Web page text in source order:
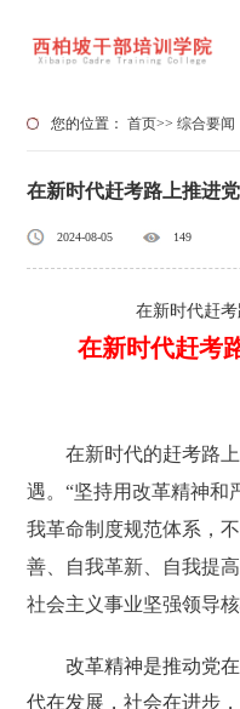
您的位置：首页>>综合要闻
在新时代赶考路上推进
2024-08-05 149
在新时代赶
在新时代赶考
在新时代的赶考路
遇。“坚持用改革精神和
我革命制度规范体系，
善、自我革新、自我提
社会主义事业坚强领导
改革精神是推动党
代在发展，社会在进步